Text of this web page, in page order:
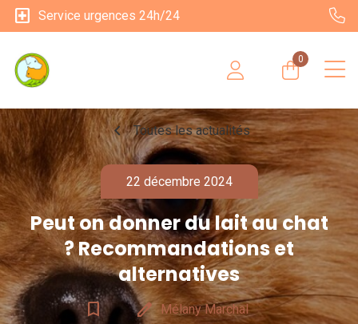
local_hospital Service urgences 24h/24
0
chevron_left Toutes les actualités
22 décembre 2024
Peut on donner du lait au chat
? Recommandations et
alternatives
bookmark_border edit Mélany Marchal